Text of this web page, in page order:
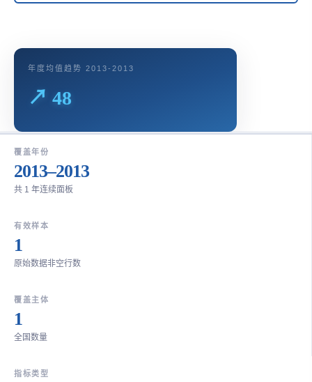
年度均值趋势 2013-2013
↗ 48
覆盖年份
2013–2013
共 1 年连续面板
有效样本
1
原始数据非空行数
覆盖主体
1
全国数量
指标类型